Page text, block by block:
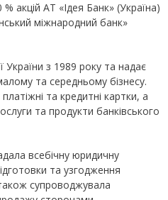
акцій АТ «Ідея Банк» (Україна)
міжнародний банк»
України з 1989 року та надає
та середньому бізнесу.
та кредитні картки, а
та продукти банківського
всебічну юридичну
та узгодження
супроводжувала